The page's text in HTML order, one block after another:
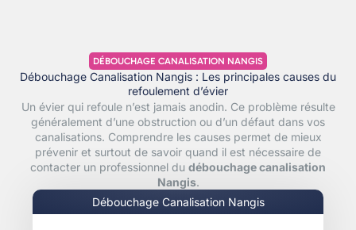
DÉBOUCHAGE CANALISATION NANGIS
Débouchage Canalisation Nangis : Les principales causes du
refoulement d’évier
Un évier qui refoule n’est jamais anodin. Ce problème résulte
généralement d’une obstruction ou d’un défaut dans vos
canalisations. Comprendre les causes permet de mieux
prévenir et surtout de savoir quand il est nécessaire de
contacter un professionnel du débouchage canalisation
Nangis.
Débouchage Canalisation Nangis